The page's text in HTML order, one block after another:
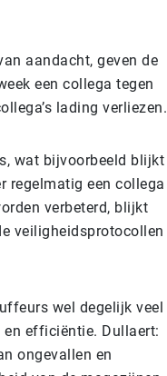
aandacht, geven de
een collega tegen
lading verliezen.
wat bijvoorbeeld blijkt
regelmatig een collega
verbeterd, blijkt
veiligheidsprotocollen
wel degelijk veel
efficiëntie. Dullaert:
ongevallen en